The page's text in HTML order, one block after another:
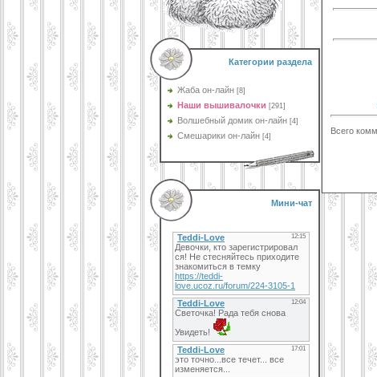
Категории раздела
Жаба он-лайн [8]
Наши вышивалочки [291]
Волшебный домик он-лайн [4]
Смешарики он-лайн [4]
Мини-чат
Всего